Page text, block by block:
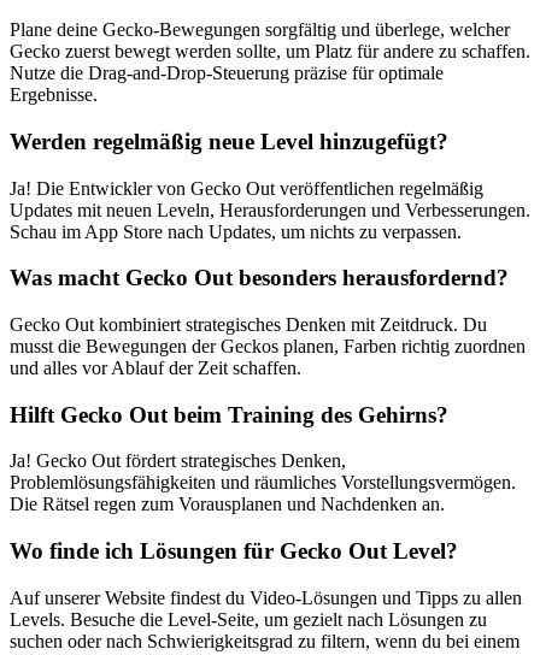
Plane deine Gecko-Bewegungen sorgfältig und überlege, welcher
Gecko zuerst bewegt werden sollte, um Platz für andere zu schaffen.
Nutze die Drag-and-Drop-Steuerung präzise für optimale
Ergebnisse.
Werden regelmäßig neue Level hinzugefügt?
Ja! Die Entwickler von Gecko Out veröffentlichen regelmäßig
Updates mit neuen Leveln, Herausforderungen und Verbesserungen.
Schau im App Store nach Updates, um nichts zu verpassen.
Was macht Gecko Out besonders herausfordernd?
Gecko Out kombiniert strategisches Denken mit Zeitdruck. Du
musst die Bewegungen der Geckos planen, Farben richtig zuordnen
und alles vor Ablauf der Zeit schaffen.
Hilft Gecko Out beim Training des Gehirns?
Ja! Gecko Out fördert strategisches Denken,
Problemlösungsfähigkeiten und räumliches Vorstellungsvermögen.
Die Rätsel regen zum Vorausplanen und Nachdenken an.
Wo finde ich Lösungen für Gecko Out Level?
Auf unserer Website findest du Video-Lösungen und Tipps zu allen
Levels. Besuche die Level-Seite, um gezielt nach Lösungen zu
suchen oder nach Schwierigkeitsgrad zu filtern, wenn du bei einem